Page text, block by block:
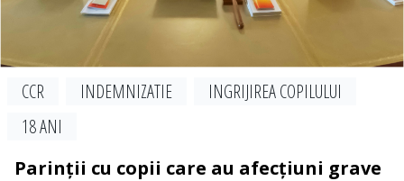
CCR INDEMNIZATIE
INGRIJIREA COPILULUI
18 ANI
Parinții cu copii care au afecțiuni grave